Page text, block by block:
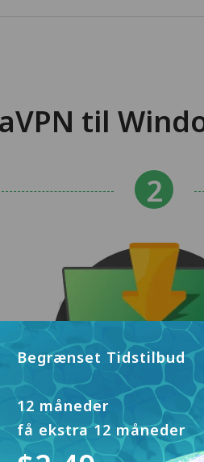
til
Begrænset Tidstilbud
12 måneder
få ekstra 12 måneder